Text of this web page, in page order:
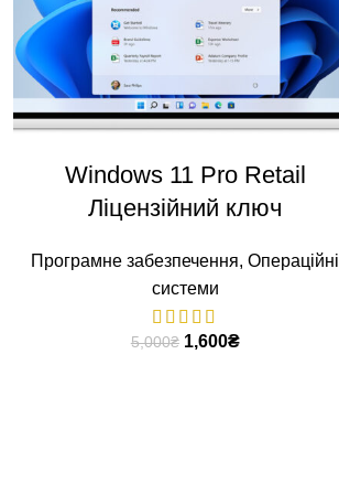
Windows 11 Pro Retail
Ліцензійний ключ
Програмне забезпечення,Операційні
системи
5,000₴ 1,600₴